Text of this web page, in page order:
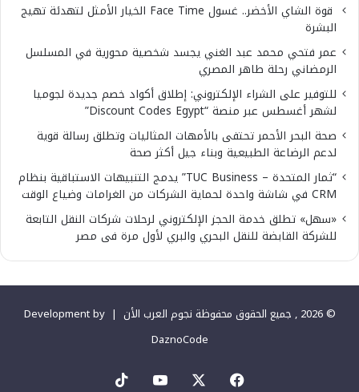
قوة الشاي الأخضر.. غسول Face Time الخيار الأمثل لتهدئة تهيج
البشرة
عمر فتحي محمد عبد الغني يجسد شخصية محورية في المسلسل
الرمضاني رحلة طاهر المصري
للتوفير على الشراء الإلكتروني: إطلاق أكواد خصم جديدة لجوميا
لشهر أغسطس عبر منصة “Discount Codes Egypt”
صحة البحر الأحمر تحتفى بالأمهات المثاليات وتطلق رسالة قوية
لدعم الرضاعة الطبيعية وبناء جيل أكثر صحة
“ثمار المتحدة – TUC Business” يدمج التنبيهات الاستباقية بنظام
CRM في شاشة واحدة لحماية الشركات من الغرامات وضياع الوقت
«سهل» تطلق خدمة الحجز الإلكتروني لرحلات شركات النقل التابعة
للشركة القابضة للنقل البحري والبري لأول مرة فى مصر
© 2026 , جميع الحقوق محفوظة نجوم العرب الأن |
Development by
DaznoCode
فيسبوك ‫YouTube